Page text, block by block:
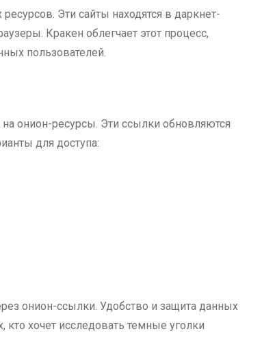
Эти сайты находятся в даркнет-
Кракен облегчает этот процесс,
пользователей.
онион-ресурсы. Эти ссылки обновляются
для доступа:
онион-ссылки. Удобство и защита данных
хочет исследовать темные уголки